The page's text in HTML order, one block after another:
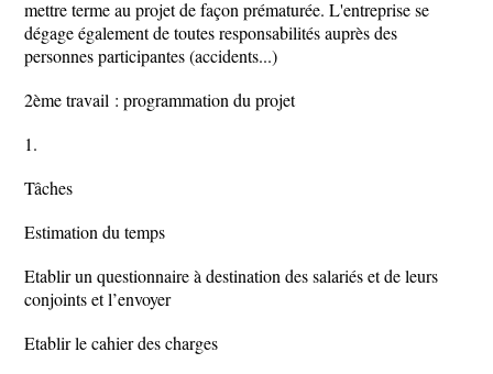
mettre terme au projet de façon prématurée. L'entreprise se
dégage également de toutes responsabilités auprès des
personnes participantes (accidents...)
2ème travail : programmation du projet
1.
Tâches
Estimation du temps
Etablir un questionnaire à destination des salariés et de leurs
conjoints et l’envoyer
Etablir le cahier des charges